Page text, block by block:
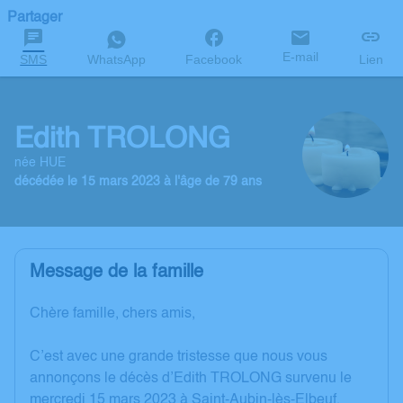
Partager
SMS WhatsApp Facebook E-mail Lien
Edith TROLONG
née HUE
décédée le 15 mars 2023 à l'âge de 79 ans
Message de la famille
Chère famille, chers amis,
C’est avec une grande tristesse que nous vous
annonçons le décès d’Edith TROLONG survenu le